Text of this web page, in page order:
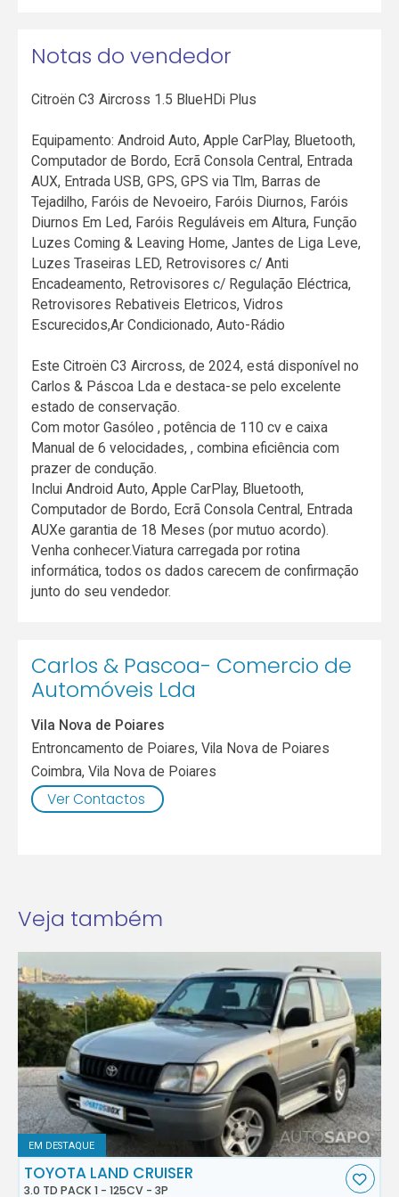
Notas do vendedor
Citroën C3 Aircross 1.5 BlueHDi Plus
Equipamento: Android Auto, Apple CarPlay, Bluetooth,
Computador de Bordo, Ecrã Consola Central, Entrada
AUX, Entrada USB, GPS, GPS via Tlm, Barras de
Tejadilho, Faróis de Nevoeiro, Faróis Diurnos, Faróis
Diurnos Em Led, Faróis Reguláveis em Altura, Função
Luzes Coming & Leaving Home, Jantes de Liga Leve,
Luzes Traseiras LED, Retrovisores c/ Anti
Encadeamento, Retrovisores c/ Regulação Eléctrica,
Retrovisores Rebativeis Eletricos, Vidros
Escurecidos,Ar Condicionado, Auto-Rádio
Este Citroën C3 Aircross, de 2024, está disponível no
Carlos & Páscoa Lda e destaca-se pelo excelente
estado de conservação.
Com motor Gasóleo , potência de 110 cv e caixa
Manual de 6 velocidades, , combina eficiência com
prazer de condução.
Inclui Android Auto, Apple CarPlay, Bluetooth,
Computador de Bordo, Ecrã Consola Central, Entrada
AUXe garantia de 18 Meses (por mutuo acordo).
Venha conhecer.Viatura carregada por rotina
informática, todos os dados carecem de confirmação
junto do seu vendedor.
Carlos & Pascoa- Comercio de
Automóveis Lda
Vila Nova de Poiares
Entroncamento de Poiares, Vila Nova de Poiares
Coimbra,Vila Nova de Poiares
Ver Contactos
Veja também
EM DESTAQUE
TOYOTA LAND CRUISER
3.0 TD PACK 1 - 125CV - 3P